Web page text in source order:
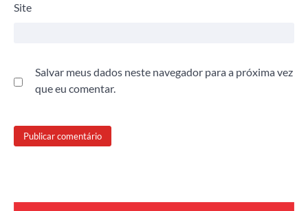
Site
Salvar meus dados neste navegador para a próxima vez
que eu comentar.